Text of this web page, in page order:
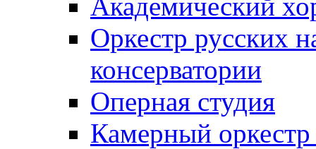
Оркестр русских
консерватории
Оперная студия
Камерный оркестр